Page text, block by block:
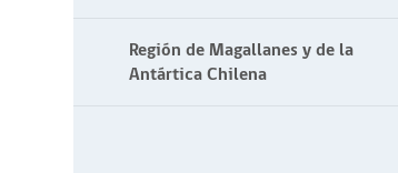
Región de Magallanes y de la
Antártica Chilena